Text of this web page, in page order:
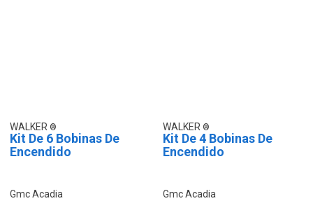
WALKER
Kit De 6 Bobinas De
Encendido
Gmc Acadia
WALKER
Kit De 4 Bobinas De
Encendido
Gmc Acadia